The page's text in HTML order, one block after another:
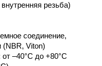
резьба)
соединение,
(NBR, Viton)
–40°C до +80°C